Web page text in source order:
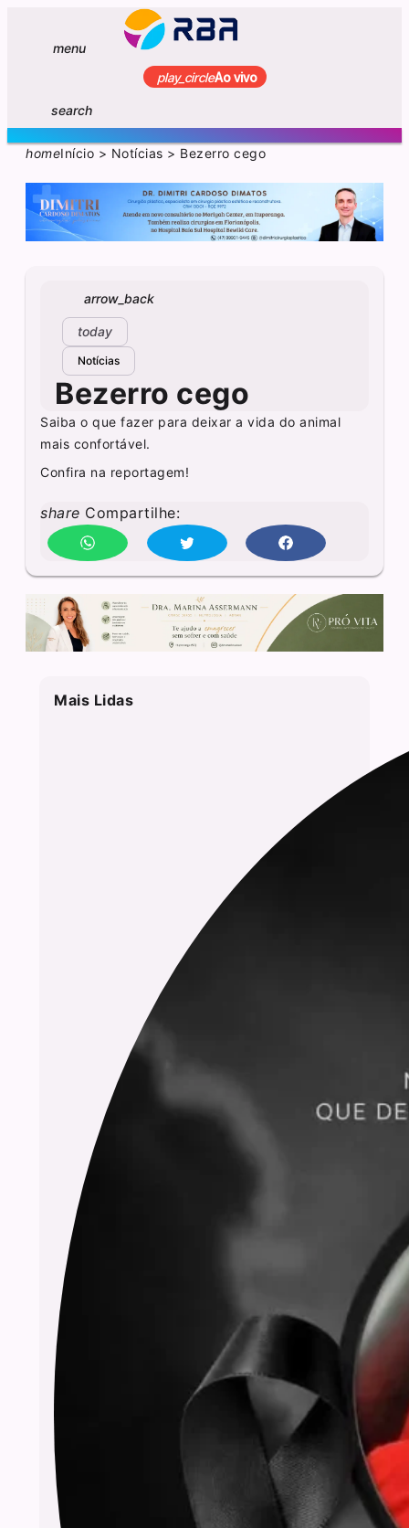
menu
play_circleAo vivo
search
homeInício > Notícias > Bezerro cego
arrow_back
today
Notícias
Bezerro cego
Saiba o que fazer para deixar a vida do animal
mais confortável.
Confira na reportagem!
share Compartilhe:
Mais Lidas